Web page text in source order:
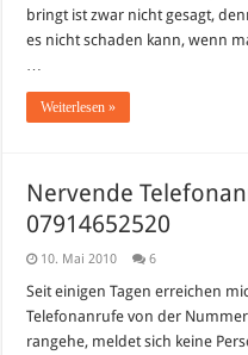
bringt ist zwar nicht gesagt,
es nicht schaden kann, wenn
Weiterlesen »
Nervende
07914652520
10. Mai 2010 6
Seit einigen Tagen erreichen
Telefonanrufe von der
rangehe, meldet sich keine